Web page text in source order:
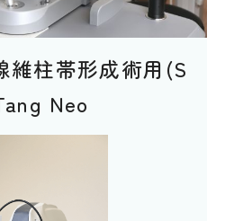
維柱帯形成術用(S
Neo